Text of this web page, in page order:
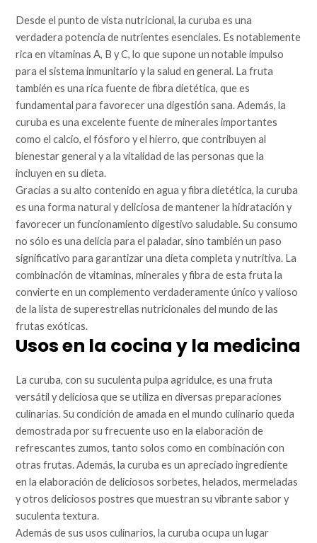
Desde el punto de vista nutricional, la curuba es una
verdadera potencia de nutrientes esenciales. Es notablemente
rica en vitaminas A, B y C, lo que supone un notable impulso
para el sistema inmunitario y la salud en general. La fruta
también es una rica fuente de fibra dietética, que es
fundamental para favorecer una digestión sana. Además, la
curuba es una excelente fuente de minerales importantes
como el calcio, el fósforo y el hierro, que contribuyen al
bienestar general y a la vitalidad de las personas que la
incluyen en su dieta.
Gracias a su alto contenido en agua y fibra dietética, la curuba
es una forma natural y deliciosa de mantener la hidratación y
favorecer un funcionamiento digestivo saludable. Su consumo
no sólo es una delicia para el paladar, sino también un paso
significativo para garantizar una dieta completa y nutritiva. La
combinación de vitaminas, minerales y fibra de esta fruta la
convierte en un complemento verdaderamente único y valioso
de la lista de superestrellas nutricionales del mundo de las
frutas exóticas.
Usos en la cocina y la medicina
La curuba, con su suculenta pulpa agridulce, es una fruta
versátil y deliciosa que se utiliza en diversas preparaciones
culinarias. Su condición de amada en el mundo culinario queda
demostrada por su frecuente uso en la elaboración de
refrescantes zumos, tanto solos como en combinación con
otras frutas. Además, la curuba es un apreciado ingrediente
en la elaboración de deliciosos sorbetes, helados, mermeladas
y otros deliciosos postres que muestran su vibrante sabor y
suculenta textura.
Además de sus usos culinarios, la curuba ocupa un lugar